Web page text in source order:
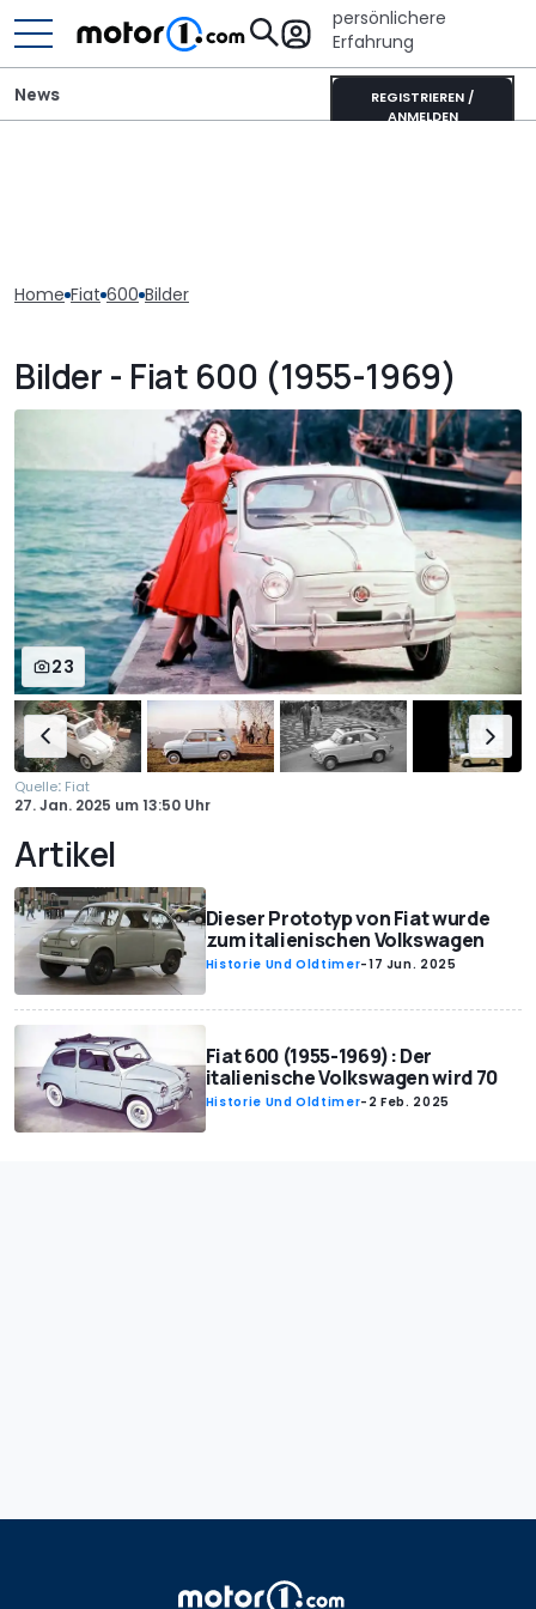
persönlichere
Erfahrung
REGISTRIEREN /
ANMELDEN
News
Home Fiat 600 Bilder
Bilder - Fiat 600 (1955-1969)
23
Quelle: Fiat
27. Jan. 2025 um13:50 Uhr
Artikel
Dieser Prototyp von Fiat wurde
zum italienischen Volkswagen
Historie Und Oldtimer-17 Jun. 2025
Fiat 600 (1955-1969): Der
italienische Volkswagen wird 70
Historie Und Oldtimer- 2 Feb. 2025